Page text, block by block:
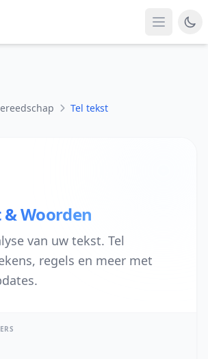
Tel tekst
& Woorden
van uw tekst. Tel
regels en meer met